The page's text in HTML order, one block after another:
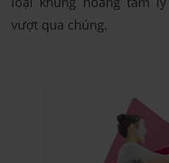
vượt qua chúng.